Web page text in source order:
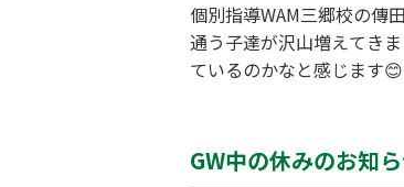
個別指導WAM三郷校の傳
通う子達が沢山増えてき
ているのかなと感じます
GW中の休みのお知